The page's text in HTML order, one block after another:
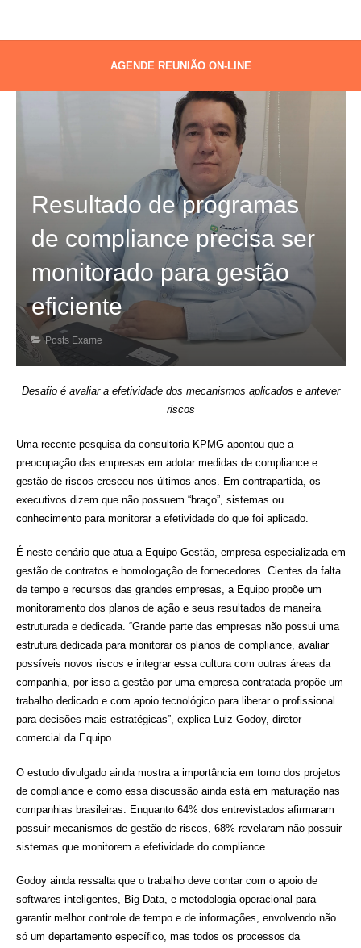
AGENDE REUNIÃO ON-LINE
Resultado de programas
de compliance precisa ser
monitorado para gestão
eficiente
Posts Exame
Desafio é avaliar a efetividade dos mecanismos aplicados e antever
riscos
Uma recente pesquisa da consultoria KPMG apontou que a
preocupação das empresas em adotar medidas de compliance e
gestão de riscos cresceu nos últimos anos. Em contrapartida, os
executivos dizem que não possuem “braço”, sistemas ou
conhecimento para monitorar a efetividade do que foi aplicado.
É neste cenário que atua a Equipo Gestão, empresa especializada em
gestão de contratos e homologação de fornecedores. Cientes da falta
de tempo e recursos das grandes empresas, a Equipo propõe um
monitoramento dos planos de ação e seus resultados de maneira
estruturada e dedicada. “Grande parte das empresas não possui uma
estrutura dedicada para monitorar os planos de compliance, avaliar
possíveis novos riscos e integrar essa cultura com outras áreas da
companhia, por isso a gestão por uma empresa contratada propõe um
trabalho dedicado e com apoio tecnológico para liberar o profissional
para decisões mais estratégicas”, explica Luiz Godoy, diretor
comercial da Equipo.
O estudo divulgado ainda mostra a importância em torno dos projetos
de compliance e como essa discussão ainda está em maturação nas
companhias brasileiras. Enquanto 64% dos entrevistados afirmaram
possuir mecanismos de gestão de riscos, 68% revelaram não possuir
sistemas que monitorem a efetividade do compliance.
Godoy ainda ressalta que o trabalho deve contar com o apoio de
softwares inteligentes, Big Data, e metodologia operacional para
garantir melhor controle de tempo e de informações, envolvendo não
só um departamento específico, mas todos os processos da